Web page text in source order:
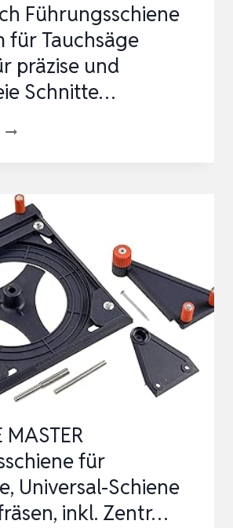
KLEMMZWING…
Führungsschiene
für Tauchsäge
präzise und
Schnitte…
SCHEPPACH
MM
55/75
(FÜR
AUSRISSFREIE
für
Universal-Schiene
inkl. Zentr…